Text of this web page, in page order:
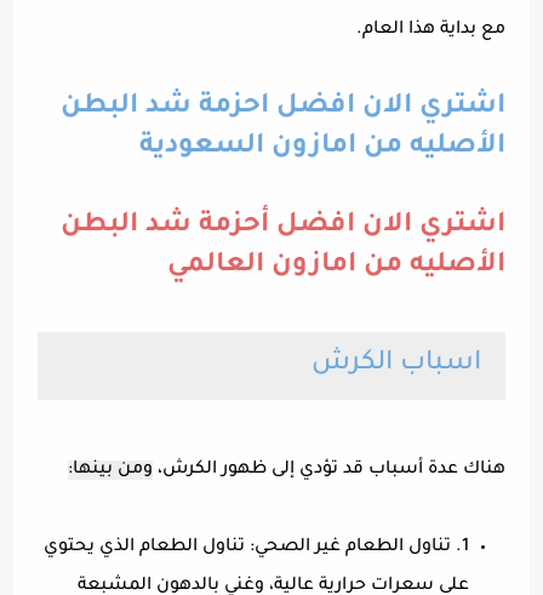
مع بداية هذا العام.
اشتري الان افضل احزمة شد البطن
الأصليه من امازون السعودية
اشتري الان افضل أحزمة شد البطن
الأصليه من امازون العالمي
اسباب الكرش
هناك عدة أسباب قد تؤدي إلى ظهور الكرش، ومن بينها:
1. تناول الطعام غير الصحي: تناول الطعام الذي يحتوي
على سعرات حرارية عالية، وغني بالدهون المشبعة